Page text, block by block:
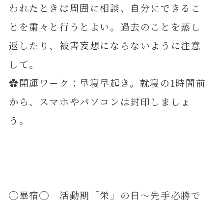
われたときは周囲に相談、自分にできるこ
とを粛々と行うとよい。過去のことを蒸し
返したり、被害妄想にならないように注意
して。
✿開運ワーク：早寝早起き。就寝の1時間前
から、スマホやパソコンは封印しましょ
う。
◯畢宿◯ 活動期「栄」の日～先手必勝で